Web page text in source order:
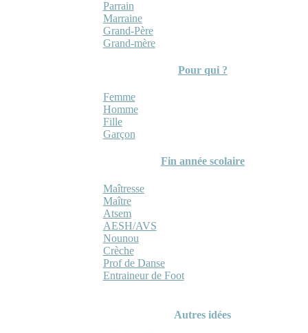
Parrain
Marraine
Grand-Père
Grand-mère
Pour qui ?
Femme
Homme
Fille
Garçon
Fin année scolaire
Maîtresse
Maître
Atsem
AESH/AVS
Nounou
Crèche
Prof de Danse
Entraineur de Foot
Autres idées